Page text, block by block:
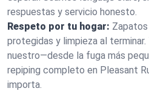
respuestas y servicio honesto.
Respeto por tu hogar:
protegidas y limpieza al
nuestro—desde la fuga más
repiping completo en Pleasant
importa.